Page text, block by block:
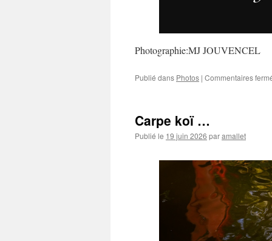
Photographie:MJ JOUVENCEL
Publié dans Photos | Commentaires
Carpe koï …
Publié le 19 juin 2026 paramallet